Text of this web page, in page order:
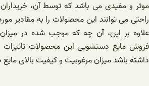
موثر و مفیدی می باشد که توسط آن،
راحتی می توانند این محصولات را به مقادیر
علاوه بر این، آن چه که موجب شده در
فروش مایع دستشویی این محصولات تاثیرات
داشته باشد میزان مرغوبیت و کیفیت بالای